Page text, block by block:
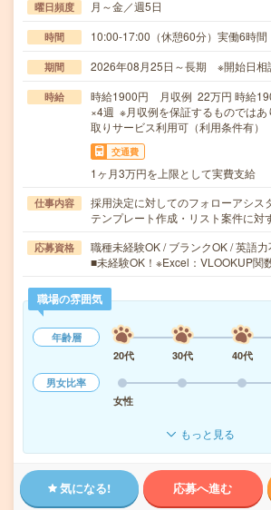
曜日頻度 月～金／週5日
時間 10:00-17:00（休憩60分）実働6時間
期間 2026年08月25日～長期 ※開始日相
時給
時給1900円 月収例 22万円 時給
×4週 ※月収例を保証するものではあ
取りサービス利用可（利用条件有）
交通費
1ヶ月3万円を上限として実費支給
仕事内容
採用決定に対してのフォローアシス
テンプレート作成・リスト案件に
応募資格
職種未経験OK / ブランクOK / 英語
■未経験OK！※Excel：VLOOKUP関
職場の雰囲気
年齢層
20代
30代 40代
男女比率
女性
もっと見る
気になる! 応募へ進む